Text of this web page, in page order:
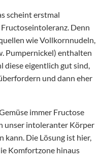
scheint erstmal
Denn
wie Vollkornnudeln,
Pumpernickel) enthalten
diese eigentlich gut sind,
und dann eher
immer Fructose
unser intoleranter Körper
kann. Die Lösung ist hier,
Komfortzone hinaus